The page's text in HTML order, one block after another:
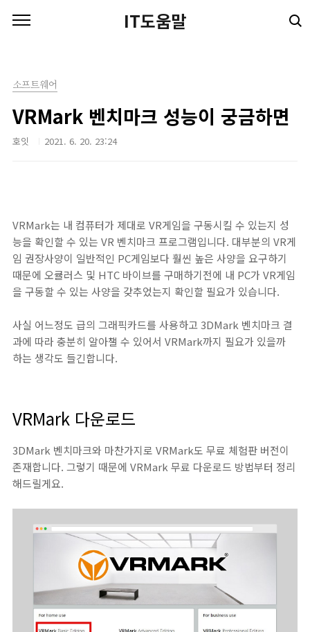
IT도움말
소프트웨어
VRMark 벤치마크 성능이 궁금하면
호잇 2021. 6. 20. 23:24
VRMark는 내 컴퓨터가 제대로 VR게임을 구동시킬 수 있는지 성
능을 확인할 수 있는 VR 벤치마크 프로그램입니다. 대부분의 VR게
임 권장사양이 일반적인 PC게임보다 훨씬 높은 사양을 요구하기
때문에 오큘러스 및 HTC 바이브를 구매하기전에 내 PC가 VR게임
을 구동할 수 있는 사양을 갖추었는지 확인할 필요가 있습니다.
사실 어느정도 급의 그래픽카드를 사용하고 3DMark 벤치마크 결
과에 따라 충분히 알아챌 수 있어서 VRMark까지 필요가 있을까
하는 생각도 들긴합니다.
VRMark 다운로드
3DMark 벤치마크와 마찬가지로 VRMark도 무료 체험판 버전이
존재합니다. 그렇기 때문에 VRMark 무료 다운로드 방법부터 정리
해드릴게요.